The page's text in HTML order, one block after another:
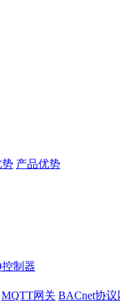
势 产品优势
控制器
MQTT网关 BACnet协议